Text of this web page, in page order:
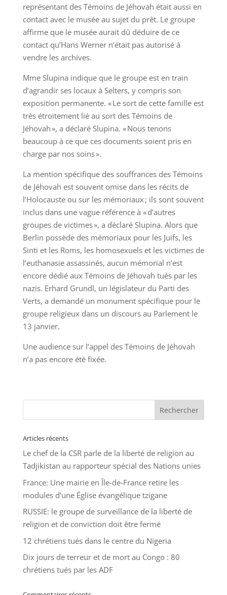
représentant des Témoins de Jéhovah était aussi en
contact avec le musée au sujet du prêt. Le groupe
affirme que le musée aurait dû déduire de ce
contact qu’Hans Werner n’était pas autorisé à
vendre les archives.
Mme Slupina indique que le groupe est en train
d’agrandir ses locaux à Selters, y compris son
exposition permanente. « Le sort de cette famille est
très étroitement lié au sort des Témoins de
Jéhovah », a déclaré Slupina. « Nous tenons
beaucoup à ce que ces documents soient pris en
charge par nos soins ».
La mention spécifique des souffrances des Témoins
de Jéhovah est souvent omise dans les récits de
l’Holocauste ou sur les mémoriaux ; ils sont souvent
inclus dans une vague référence à « d’autres
groupes de victimes », a déclaré Slupina. Alors que
Berlin possède des mémoriaux pour les Juifs, les
Sinti et les Roms, les homosexuels et les victimes de
l’euthanasie assassinés, aucun mémorial n’est
encore dédié aux Témoins de Jéhovah tués par les
nazis. Erhard Grundl, un législateur du Parti des
Verts, a demandé un monument spécifique pour le
groupe religieux dans un discours au Parlement le
13 janvier.
Une audience sur l’appel des Témoins de Jéhovah
n’a pas encore été fixée.
Articles récents
Le chef de la CSR parle de la liberté de religion au
Tadjikistan au rapporteur spécial des Nations unies
France: Une mairie en Île-de-France retire les
modules d’une Église évangélique tzigane
RUSSIE: le groupe de surveillance de la liberté de
religion et de conviction doit être fermé
12 chrétiens tués dans le centre du Nigeria
Dix jours de terreur et de mort au Congo : 80
chrétiens tués par les ADF